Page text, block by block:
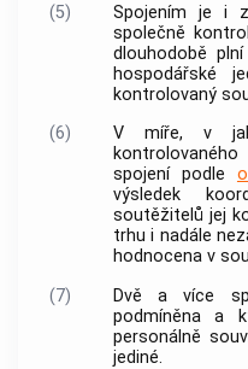
(5) Spojením je i
společně
dlouhodobě
hospodářské
kontrolovaný
(6)
V míře, v
spojení podle
výsledek
soutěžitelů jej
trhu i nadále
hodnocena v
(7)
Dvě a více
podmíněna a
personálně
jediné.